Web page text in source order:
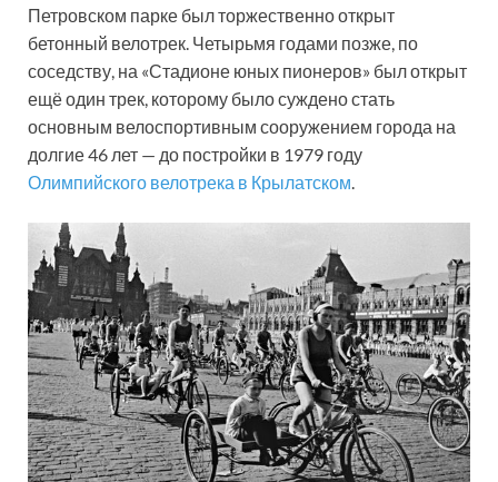
Петровском парке был торжественно открыт
бетонный велотрек. Четырьмя годами позже, по
соседству, на «Стадионе юных пионеров» был открыт
ещё один трек, которому было суждено стать
основным велоспортивным сооружением города на
долгие 46 лет — до постройки в 1979 году
Олимпийского велотрека в Крылатском.